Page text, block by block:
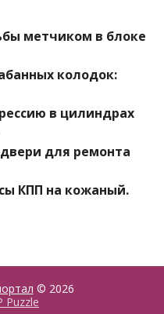
метчиком в блоке
колодок:
в цилиндрах
для ремонта
КПП на кожаный.
© 2026
Puzzle